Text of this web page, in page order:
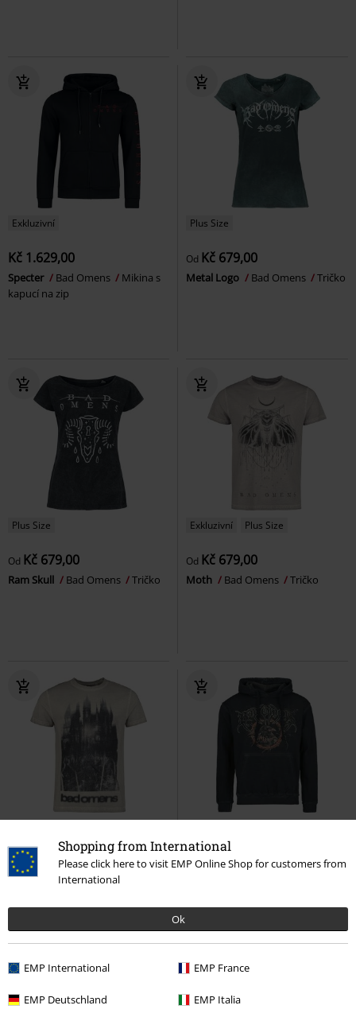
Shopping from International
Please click here to visit EMP Online Shop for customers from
International
Ok
EMP International EMP France
EMP Deutschland EMP Italia
Exkluzivní
Kč 1.629,00
Specter Bad Omens
Mikina s
kapucí na zip
Plus Size
Od Kč 679,00
Metal Logo Bad Omens Tričko
Plus Size
Od Kč 679,00
Ram Skull Bad Omens Tričko
Exkluzivní Plus Size
Od Kč 679,00
Moth Bad Omens Tričko
Od Kč 679,00
Castle Bad Omens Tričko
Kč 1.629,00